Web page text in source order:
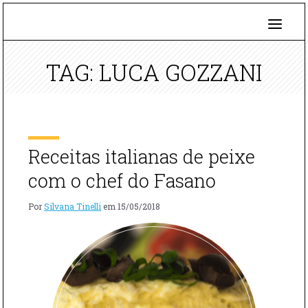
TAG: LUCA GOZZANI
Receitas italianas de peixe
com o chef do Fasano
PorSilvana Tinelli em 15/05/2018